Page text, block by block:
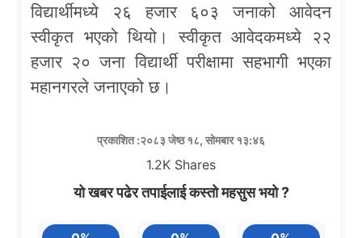
विद्यार्थीमध्ये २६ हजार ६०३ जनाको आवेदन
स्वीकृत भएको थियो। स्वीकृत आवेदकमध्ये २२
हजार २० जना विद्यार्थी परीक्षामा सहभागी भएका
महानगरले जनाएको छ।
प्रकाशित :२०८३ जेष्ठ १८, सोमबार १३:४६
1.2K Shares
यो खबर पढेर तपाईलाई कस्तो महसुस भयो ?